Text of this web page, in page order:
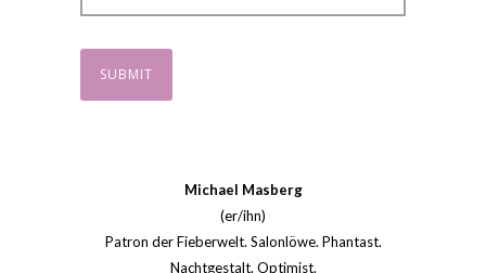
Michael Masberg
(er/ihn)
Patron der Fieberwelt. Salonlöwe. Phantast.
Nachtgestalt. Optimist.